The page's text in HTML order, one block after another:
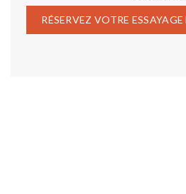
RÉSERVEZ VOTRE